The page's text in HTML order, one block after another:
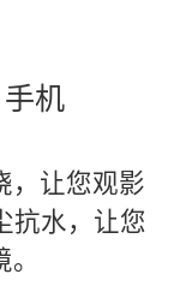
机
，让您观影
抗水，让您